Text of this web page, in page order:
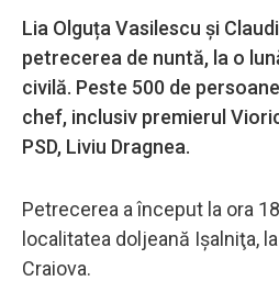
Lia Olguța Vasilescu și
petrecerea de nuntă, la o
civilă. Peste 500 de
chef, inclusiv premierul
PSD, Liviu Dragnea.
Petrecerea a început la ora
localitatea doljeană Işalniţa,
Craiova.